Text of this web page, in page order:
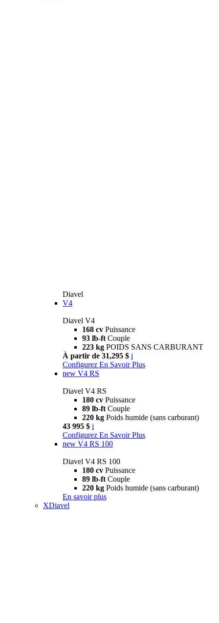
Diavel
V4
Diavel V4
168 cv Puissance
93 lb-ft Couple
223 kg POIDS SANS CARBURANT
À partir de 31,295 $ i
Configurez En Savoir Plus
new V4 RS
Diavel V4 RS
180 cv Puissance
89 lb-ft Couple
220 kg Poids humide (sans carburant)
43 995 $ i
Configurez En Savoir Plus
new V4 RS 100
Diavel V4 RS 100
180 cv Puissance
89 lb-ft Couple
220 kg Poids humide (sans carburant)
En savoir plus
XDiavel